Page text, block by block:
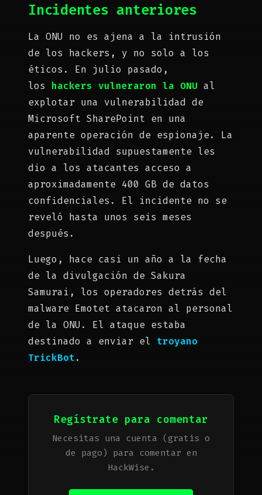
Incidentes anteriores
La ONU no es ajena a la intrusión
de los hackers, y no solo a los
éticos. En julio pasado,
los hackers vulneraron la ONU al
explotar una vulnerabilidad de
Microsoft SharePoint en una
aparente operación de espionaje. La
vulnerabilidad supuestamente les
dio a los atacantes acceso a
aproximadamente 400 GB de datos
confidenciales. El incidente no se
reveló hasta unos seis meses
después.
Luego, hace casi un año a la fecha
de la divulgación de Sakura
Samurai, los operadores detrás del
malware Emotet atacaron al personal
de la ONU. El ataque estaba
destinado a enviar el troyano
TrickBot.
Regístrate para comentar
Necesitas una cuenta (gratis o
de pago) para comentar en
HackWise.